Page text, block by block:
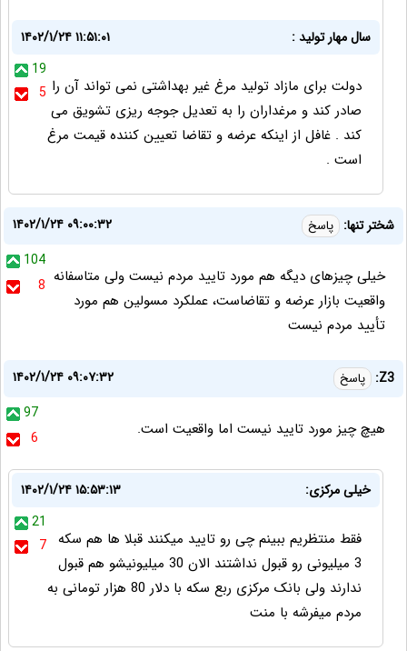
سال مهار تولید :
۱۴۰۲/۱/۲۴ ۱۱:۵۱:۰۱
19
5 دولت برای مازاد تولید مرغ غیر بهداشتی نمی تواند آن را
صادر کند و مرغداران را به تعدیل جوجه ریزی تشویق می
کند . غافل از اینکه عرضه و تقاضا تعیین کننده قیمت مرغ
است .
شختر تنها: پاسخ
۱۴۰۲/۱/۲۴ ۰۹:۰۰:۳۲
104
8 خیلی چیزهای دیگه هم مورد تایید مردم نیست ولی متاسفانه
واقعیت بازار عرضه و تقاضاست، عملکرد مسولین هم مورد
تأیید مردم نیست
Z3: پاسخ
۱۴۰۲/۱/۲۴ ۰۹:۰۷:۳۲
97
6
هیچ چیز مورد تایید نیست اما واقعیت است.
خیلی مرکزی:
۱۴۰۲/۱/۲۴ ۱۵:۵۳:۱۳
21
7 فقط منتظریم ببینم چی رو تایید میکنند قبلا ها هم سکه
3 میلیونی رو قبول نداشتند الان 30 میلیونیشو هم قبول
ندارند ولی بانک مرکزی ربع سکه با دلار 80 هزار تومانی به
مردم میفرشه با منت